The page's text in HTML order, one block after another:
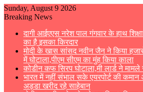
Sunday, August 9 2026
Breaking News
दागी आईएएस नरेश पाल गंगवार के हाथ
का है इसका किरदार
मोदी के खास सांसद नवीन जैन ने किया
में घोटाला,पीएम सीएम का मुंह किया काला
कोडीन कफ सिरप घोटाला,मी लार्ड ने
भारत में नहीं संभाल सके एयरपोर्ट की कमान
अड्डा खरीद रहे साहेबान